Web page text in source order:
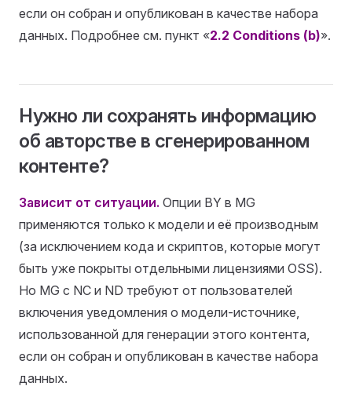
если он собран и опубликован в качестве набора
данных. Подробнее см. пункт «2.2 Conditions (b)».
Нужно ли сохранять информацию
об авторстве в сгенерированном
контенте?
Зависит от ситуации. Опции BY в MG
применяются только к модели и её производным
(за исключением кода и скриптов, которые могут
быть уже покрыты отдельными лицензиями OSS).
Но MG с NC и ND требуют от пользователей
включения уведомления о модели-источнике,
использованной для генерации этого контента,
если он собран и опубликован в качестве набора
данных.